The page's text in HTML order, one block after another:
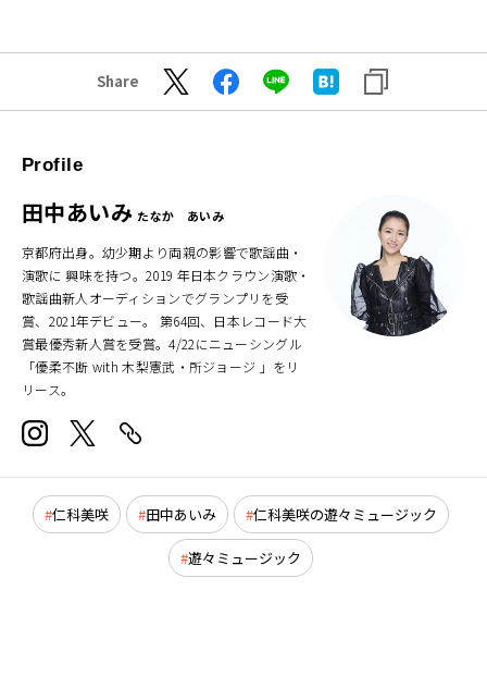
Share
Profile
田中あいみ たなか あいみ
京都府出身。幼少期より両親の影響で歌謡曲・
演歌に 興味を持つ。2019 年日本クラウン演歌・
歌謡曲新人オーディションでグランプリを受
賞、2021年デビュー。 第64回、日本レコード大
賞最優秀新人賞を受賞。4/22にニューシングル
「優柔不断 with 木梨憲武・所ジョージ 」をリ
リース。
仁科美咲 田中あいみ 仁科美咲の遊々ミュージック
遊々ミュージック